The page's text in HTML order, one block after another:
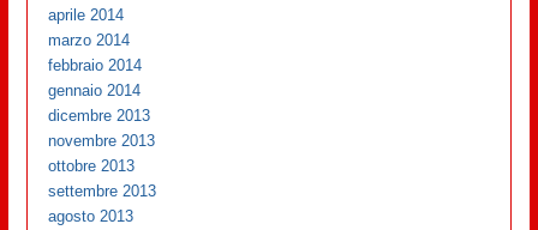
aprile 2014
marzo 2014
febbraio 2014
gennaio 2014
dicembre 2013
novembre 2013
ottobre 2013
settembre 2013
agosto 2013